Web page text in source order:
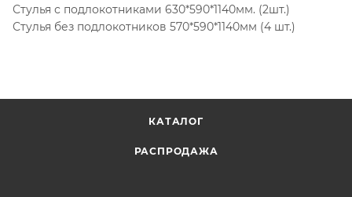
Стулья с подлокотниками 630*590*1140мм. (2шт.)
Стулья без подлокотников 570*590*1140мм (4 шт.)
КАТАЛОГ
РАСПРОДАЖА